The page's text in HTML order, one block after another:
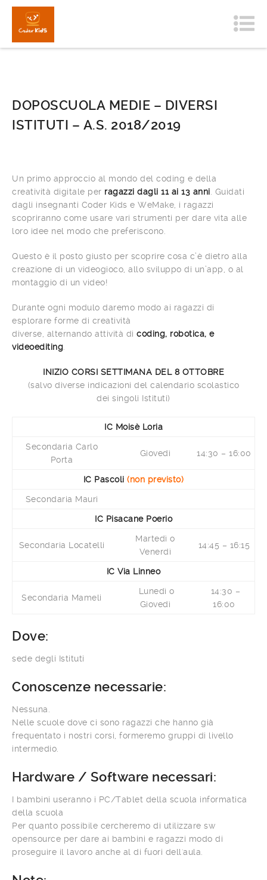
DOPOSCUOLA MEDIE – DIVERSI
ISTITUTI – A.S. 2018/2019
Un primo approccio al mondo del coding e della
creatività digitale per ragazzi dagli 11 ai 13 anni . Guidati
dagli insegnanti Coder Kids e WeMake, i ragazzi
scopriranno come usare vari strumenti per dare vita alle
loro idee nel modo che preferiscono.
Questo è il posto giusto per scoprire cosa c’è dietro alla
creazione di un videogioco, allo sviluppo di un’app, o al
montaggio di un video!
Durante ogni modulo daremo modo ai ragazzi di
esplorare forme di creatività
diverse, alternando attività di coding, robotica, e
videoediting
INIZIO CORSI SETTIMANA DEL 8 OTTOBRE
(salvo diverse indicazioni del calendario scolastico
dei singoli Istituti)
IC Moisè Loria
Secondaria Carlo
Porta
Giovedì 14:30 – 16:00
IC Pascoli(non previsto)
Secondaria Mauri
IC Pisacane Poerio
Secondaria Locatelli
Martedì o
Venerdì
14:45 – 16:15
IC Via Linneo
Secondaria Mameli
Lunedì o
Giovedì
14:30 –
16:00
Dove:
sede degli Istituti
Conoscenze necessarie:
Nessuna.
Nelle scuole dove ci sono ragazzi che hanno già
frequentato i nostri corsi, formeremo gruppi di livello
intermedio.
Hardware / Software necessari:
I bambini useranno i PC/Tablet della scuola informatica
della scuola
Per quanto possibile cercheremo di utilizzare sw
opensource per dare ai bambini e ragazzi modo di
proseguire il lavoro anche al di fuori dell'aula.